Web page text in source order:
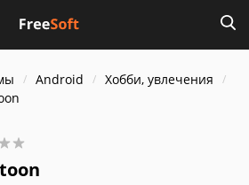
Android
Хобби, увлечения